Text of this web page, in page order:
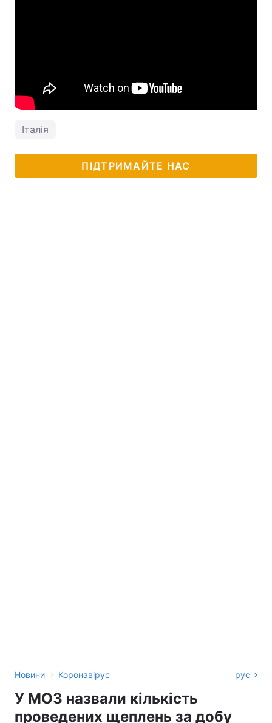
Італія
ПІДТРИМАЙТЕ НАС
Новини › Коронавірус рус
У МОЗ назвали кількість
проведених щеплень за добу